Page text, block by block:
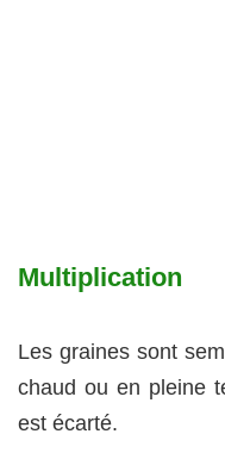
Multiplication
Les graines sont
chaud ou en pleine
est écarté.